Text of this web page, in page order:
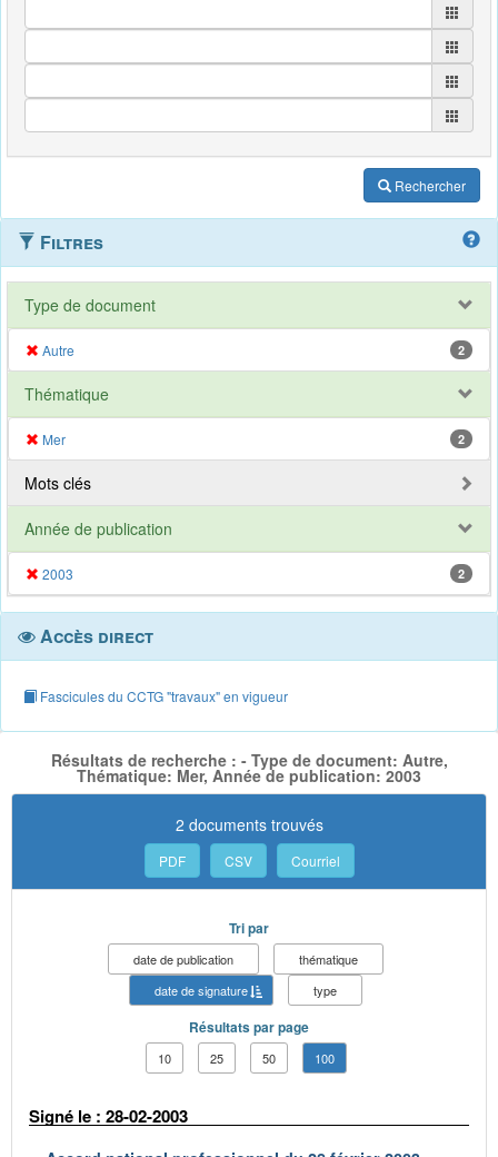
Rechercher
Filtres
Type de document
Autre 2
Thématique
Mer 2
Mots clés
Année de publication
2003 2
Accès direct
Fascicules du CCTG "travaux" en vigueur
Résultats de recherche : - Type de document: Autre,
Thématique: Mer, Année de publication: 2003
2 documents trouvés
PDF CSV Courriel
Tri par
date de publication
thématique
date de signature
type
Résultats par page
10 25 50 100
Signé le : 28-02-2003